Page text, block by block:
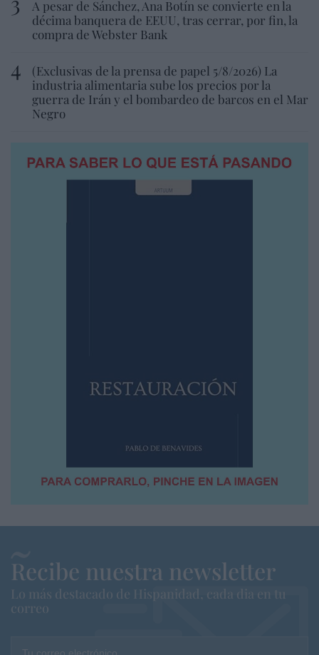
A pesar de Sánchez, Ana Botín se convierte en la
décima banquera de EEUU, tras cerrar, por fin, la
compra de Webster Bank
(Exclusivas de la prensa de papel 5/8/2026) La
industria alimentaria sube los precios por la
guerra de Irán y el bombardeo de barcos en el Mar
Negro
Recibe nuestra newsletter
Lo más destacado de Hispanidad, cada dia en tu
correo